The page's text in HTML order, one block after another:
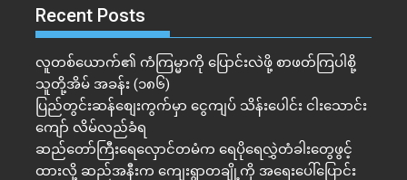
Recent Posts
လူတစ်ယောက်၏ ကံကြမ္မာကို ပြောင်းလဲဖို့ စာဖတ်ကြပါစို့
သူတို့အိမ် အခန်း (၁၈၆)
ပြည်တွင်းဆန်စျေးကွက်မှာ ငွေကျပ် သိန်းပေါင်း ငါး​သောင်း
ကျော် လိမ်လည်ခံရ
ဆည်တော်ကြီးရေလှောင်တမံက ရေပိုရေလွှဲတံခါးတွေဖွင့်
ထားလို့ ဆည်အနီးက ကျေးရွာတချို့ကို အရေးပေါ်ပြောင်း